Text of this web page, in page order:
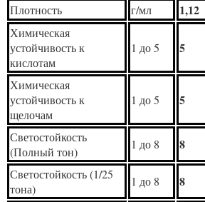
Плотность г/мл 1,12
Химическая
устойчивость к
кислотам
1 до 5 5
Химическая
устойчивость к
щелочам
1 до 5 5
Светостойкость
(Полный тон)
1 до 8 8
Светостойкость (1/25
тона)
1 до 8 8